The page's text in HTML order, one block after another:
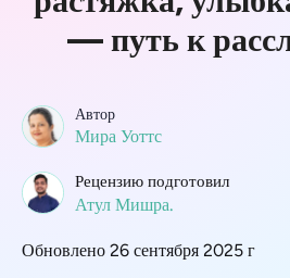
— путь к
Автор
Мира Уоттс
Рецензию подготовил
Атул Мишра.
Обновлено 26 сентября 2025 г